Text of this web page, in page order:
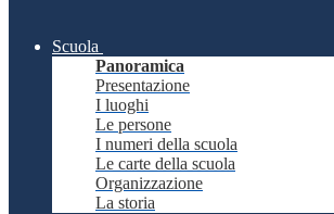
Scuola
Panoramica
Presentazione
I luoghi
Le persone
I numeri della scuola
Le carte della scuola
Organizzazione
La storia